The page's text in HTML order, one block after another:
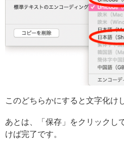
このどちらかにすると文字化け
あとは、「保存」をクリックし
けば完了です。